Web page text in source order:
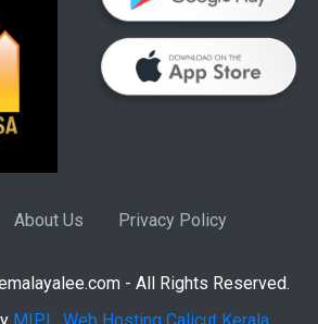
About Us Privacy Policy
- All Rights Reserved.